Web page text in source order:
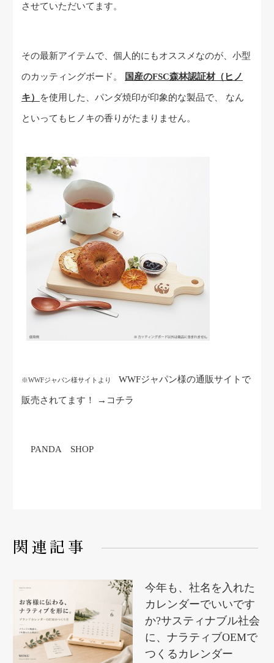
させていただいてます。
その最新アイテムで、個人的にもオススメなのが、小型
のカッティングボード。
国産のFSC森林認証材（ヒノ
キ）
を使用した、パンダ焼印が印象的な製品で、 なん
といってもヒノキの香りがたまりません。
※WWFジャパン様サイトより
WWFジャパン様の通販サイトで
販売されてます！ →コチラ
PANDA SHOP
関連記事
今年も、社名を入れた
カレンダーでいいです
か?サスティナブル社会
に、ナラティブOEMで
つくるカレンダー